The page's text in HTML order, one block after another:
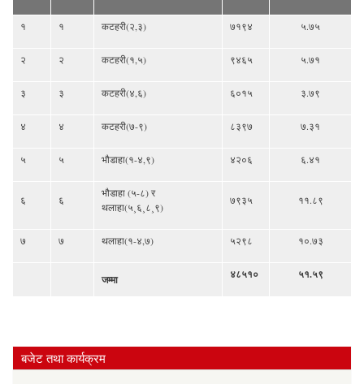
१ १ कटहरी(२,३) ७१९४ ५.७५
२ २ कटहरी(१,५) ९४६५ ५.७१
३ ३ कटहरी(४,६) ६०१५ ३.७९
४ ४ कटहरी(७-९) ८३९७ ७.३१
५ ५ भौडाहा(१-४,९) ४२०६ ६.४१
६ ६
भौडाहा (५-८) र
थलाहा(५¸६¸८¸९)
७९३५ ११.८९
७ ७ थलाहा(१-४,७) ५२९८ १०.७३
जम्मा ४८५१० ५१.५९
बजेट तथा कार्यक्रम